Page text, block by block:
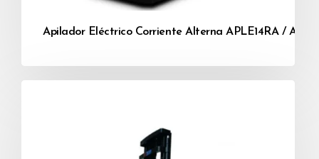
Apilador Eléctrico Corriente Alterna APLE14RA /